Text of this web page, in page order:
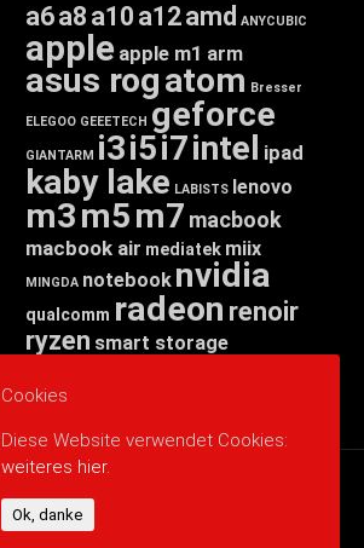
a6a8 a10 a12amd ANYCUBIC
apple apple m1 arm
asus rogatom Bresser
ELEGOO GEEETECH geforce
GIANTARM i3i5i7intel ipad
kaby lake LABISTS lenovo
m3m5m7 macbook
macbook air mediatek miix
MINGDA notebook nvidia
qualcomm radeon renoir
ryzen smart storage
threadripper
WERBUNG
Cookies
Diese Website verwendet Cookies:
weiteres hier.
Ok, danke